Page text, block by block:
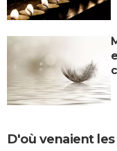
D'où venaient